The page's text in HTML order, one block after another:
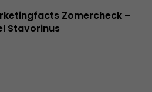
Zomercheck –
Stavorinus